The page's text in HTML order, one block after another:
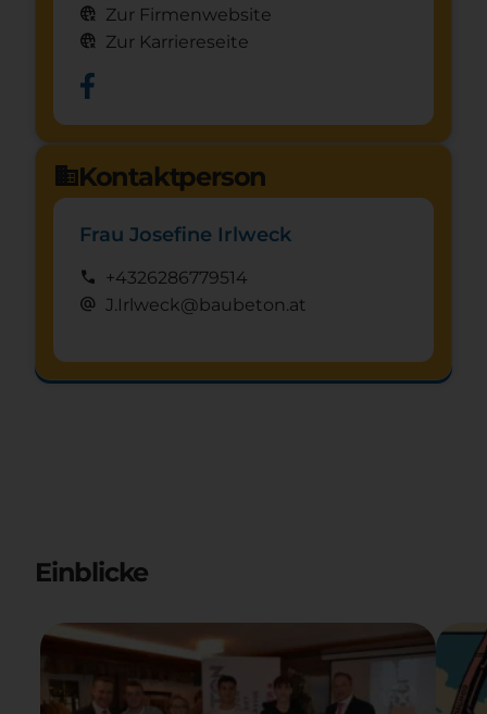
captive_portal Zur Firmenwebsite
captive_portal Zur Karriereseite
domainKontaktperson
Frau Josefine Irlweck
call +4326286779514
alternate_email J.Irlweck@baubeton.at
Einblicke